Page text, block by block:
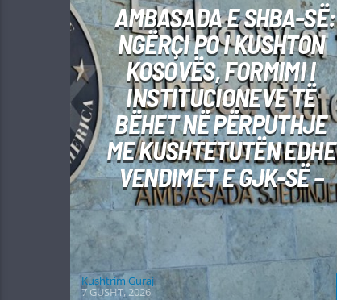
AMBASADA E SHBA-SË:
NGËRÇI PO I KUSHTON
KOSOVËS, FORMIMI I
INSTITUCIONEVE TË
BËHET NË PËRPUTHJE
ME KUSHTETUTËN EDHE
VENDIMET E GJK-SË –
Kushtrim Guraj
7 GUSHT, 2026